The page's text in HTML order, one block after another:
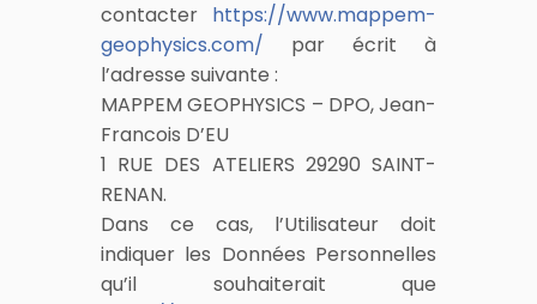
contacter https://www.mappem-
geophysics.com/ par écrit à
l’adresse suivante :
MAPPEM GEOPHYSICS – DPO, Jean-
Francois D’EU
1 RUE DES ATELIERS 29290 SAINT-
RENAN.
Dans ce cas, l’Utilisateur doit
indiquer les Données Personnelles
qu’il souhaiterait que